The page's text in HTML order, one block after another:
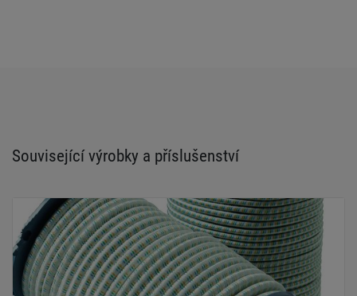
Související výrobky a příslušenství